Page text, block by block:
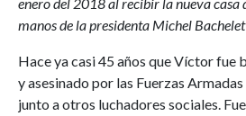
manos de la presidenta Michel Bachelet
Hace ya casi 45 años que Víctor
y asesinado por las Fuerzas
junto a otros luchadores sociales.